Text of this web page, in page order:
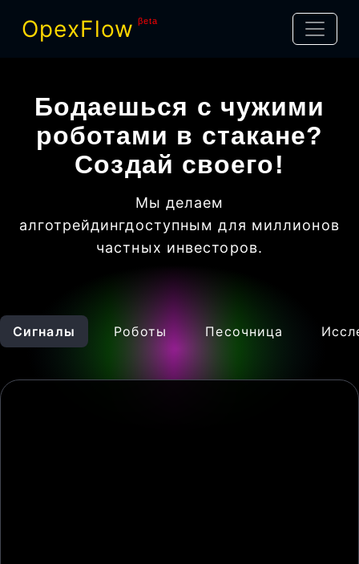
OpexFlow βeta
Бодаешься с чужими
роботами в стакане?
Создай своего!
Мы делаем
алготрейдингдоступным для миллионов
частных инвесторов.
Сигналы Роботы Песочница